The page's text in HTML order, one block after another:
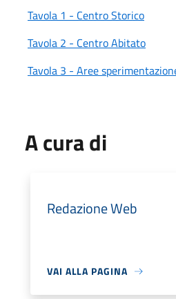
Tavola 1 - Centro Storico
Tavola 2 - Centro Abitato
Tavola 3 - Aree
A cura di
Redazione Web
VAI ALLA PAGINA